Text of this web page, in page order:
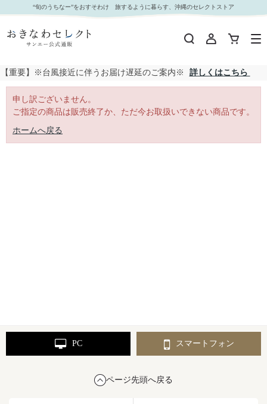
｜おきなわセレクト サンエー公式通販
“旬のうちなー”をおすそわけ 旅するように暮らす、沖縄のセレクトストア
【重要】※台風接近に伴うお届け遅延のご案内※ 詳しくはこちら
申し訳ございません。
ご指定の商品は販売終了か、ただ今お取扱いできない商品です。
ホームへ戻る
PC スマートフォン
ページ先頭へ戻る